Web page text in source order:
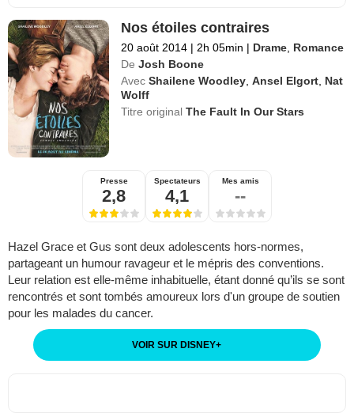
Nos étoiles contraires
20 août 2014 | 2h 05min | Drame, Romance
De Josh Boone
Avec Shailene Woodley,Ansel Elgort, Nat
Wolff
Titre originalThe Fault In Our Stars
Presse
2,8
Spectateurs
4,1
Mes amis
--
Hazel Grace et Gus sont deux adolescents hors-normes,
partageant un humour ravageur et le mépris des conventions.
Leur relation est elle-même inhabituelle, étant donné qu’ils se sont
rencontrés et sont tombés amoureux lors d'un groupe de soutien
pour les malades du cancer.
VOIR SUR DISNEY+